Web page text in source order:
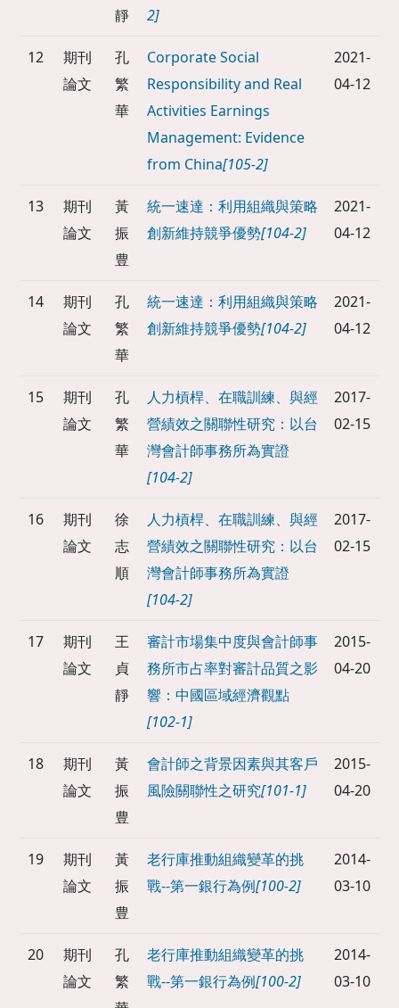
靜
2]
12
期刊
論文
孔
繁
華
Corporate Social
Responsibility and Real
Activities Earnings
Management: Evidence
from China[105-2]
2021-
04-12
13
期刊
論文
黃
振
豊
統一速達：利用組織與策略
創新維持競爭優勢[104-2]
2021-
04-12
14
期刊
論文
孔
繁
華
統一速達：利用組織與策略
創新維持競爭優勢[104-2]
2021-
04-12
15
期刊
論文
孔
繁
華
人力槓桿、在職訓練、與經
營績效之關聯性研究：以台
灣會計師事務所為實證
[104-2]
2017-
02-15
16
期刊
論文
徐
志
順
人力槓桿、在職訓練、與經
營績效之關聯性研究：以台
灣會計師事務所為實證
[104-2]
2017-
02-15
17
期刊
論文
王
貞
靜
審計市場集中度與會計師事
務所市占率對審計品質之影
響：中國區域經濟觀點
[102-1]
2015-
04-20
18
期刊
論文
黃
振
豊
會計師之背景因素與其客戶
風險關聯性之研究[101-1]
2015-
04-20
19
期刊
論文
黃
振
豊
老行庫推動組織變革的挑
戰--第一銀行為例[100-2]
2014-
03-10
20
期刊
論文
孔
繁
老行庫推動組織變革的挑
戰--第一銀行為例[100-2]
2014-
03-10